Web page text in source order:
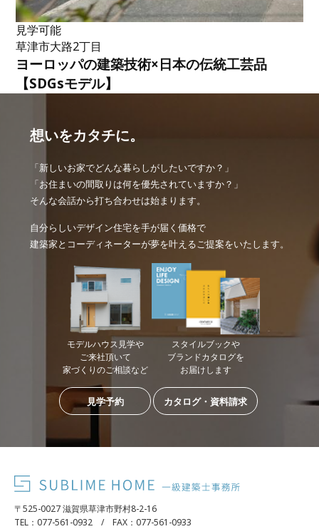
見学可能
草津市大路2丁目
ヨーロッパの建築技術×日本の伝統工芸品
【SDGsモデル】
想いをカタチに。
「新しいお家でどんな暮らしがしたいですか？」
「お住まいの間取りは何を優先されていますか？」
そんな会話から打ち合わせは始まります。
自分らしいデザイン住宅を手が届く価格で
建築家とコーディネーターが夢を叶えるご提案をいたします。
モデルハウス見学や
ご来社頂いて
家づくりのご相談など
見学予約
スタイルブックや
ブランドカタログを
お届けします
カタログ・資料請求
〒525-0027 滋賀県草津市野村8-2-16
TEL：077-561-0932 / FAX：077-561-0933